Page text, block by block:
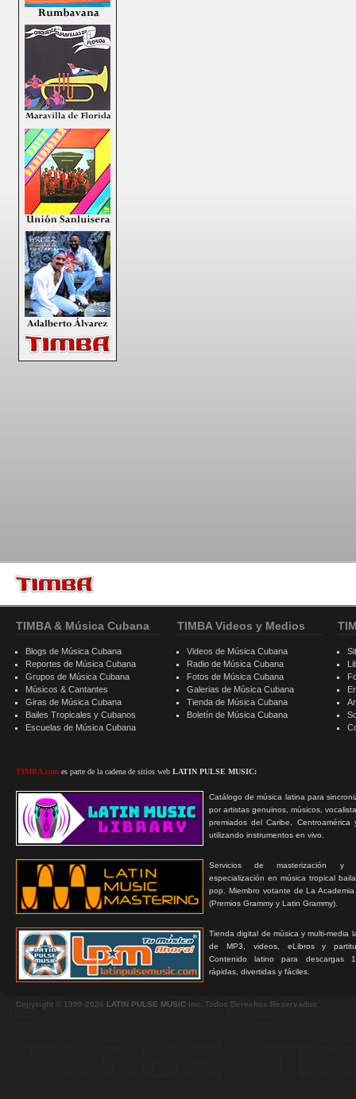
TIMBA & Música Cubana
Blogs de Música Cubana
Reportes de Música Cubana
Grupos de Música Cubana
Músicos & Cantantes
Giras de Música Cubana
Bailes Tropicales y Cubanos
Escuelas de Música Cubana
TIMBA.com es parte de la cadena de sitios web LATIN PULSE MUSIC:
Catálogo de música latina para
por artistas genuinos, músicos,
premiados del Caribe, Centroamérica
utilizando instrumentos en vivo.
Servicios de masterización y
especialización en música tropical
pop. Miembro votante de La
(Premios Grammy y Latin Grammy).
Tienda digital de música y multi-media
de MP3, videos, eLibros y
Contenido latino para descargas
rápidas, divertidas y fáciles.
TIMBA Videos y Medios
Videos de Música Cubana
Radio de Música Cubana
Fotos de Música Cubana
Galerias de Música Cubana
Tienda de Música Cubana
Boletín de Música Cubana
Copyright © 1999-2026 LATIN PULSE MUSIC Inc. Todos Derechos Reservados.